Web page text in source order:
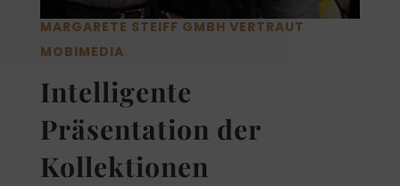
MARGARETE STEIFF GMBH VERTRAUT
MOBIMEDIA
Intelligente
Präsentation der
Kollektionen